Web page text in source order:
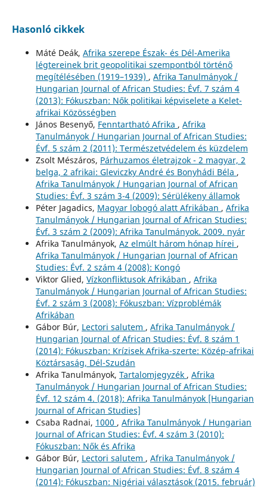
Hasonló cikkek
Máté Deák, Afrika szerepe Észak- és Dél-Amerika
légtereinek brit geopolitikai szempontból történő
megítélésében (1919–1939) , Afrika Tanulmányok /
Hungarian Journal of African Studies: Évf. 7 szám 4
(2013): Fókuszban: Nők politikai képviselete a Kelet-
afrikai Közösségben
János Besenyő, Fenntartható Afrika , Afrika
Tanulmányok / Hungarian Journal of African Studies:
Évf. 5 szám 2 (2011): Természetvédelem és küzdelem
Zsolt Mészáros, Párhuzamos életrajzok - 2 magyar, 2
belga, 2 afrikai: Gleviczky André és Bonyhádi Béla ,
Afrika Tanulmányok / Hungarian Journal of African
Studies: Évf. 3 szám 3-4 (2009): Sérülékeny államok
Péter Jagadics, Magyar lobogó alatt Afrikában , Afrika
Tanulmányok / Hungarian Journal of African Studies:
Évf. 3 szám 2 (2009): Afrika Tanulmányok. 2009. nyár
Afrika Tanulmányok, Az elmúlt három hónap hírei ,
Afrika Tanulmányok / Hungarian Journal of African
Studies: Évf. 2 szám 4 (2008): Kongó
Viktor Glied, Vízkonfliktusok Afrikában , Afrika
Tanulmányok / Hungarian Journal of African Studies:
Évf. 2 szám 3 (2008): Fókuszban: Vízproblémák
Afrikában
Gábor Búr, Lectori salutem , Afrika Tanulmányok /
Hungarian Journal of African Studies: Évf. 8 szám 1
(2014): Fókuszban: Krízisek Afrika-szerte: Közép-afrikai
Köztársaság, Dél-Szudán
Afrika Tanulmányok, Tartalomjegyzék , Afrika
Tanulmányok / Hungarian Journal of African Studies:
Évf. 12 szám 4. (2018): Afrika Tanulmányok [Hungarian
Journal of African Studies]
Csaba Radnai, 1000 , Afrika Tanulmányok / Hungarian
Journal of African Studies: Évf. 4 szám 3 (2010):
Fókuszban: Nők és Afrika
Gábor Búr, Lectori salutem , Afrika Tanulmányok /
Hungarian Journal of African Studies: Évf. 8 szám 4
(2014): Fókuszban: Nigériai választások (2015. február)